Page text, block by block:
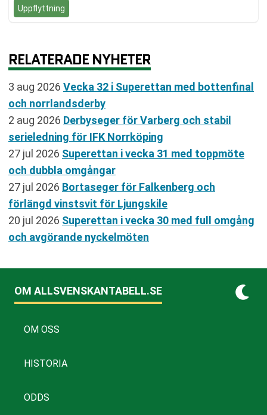
Uppflyttning
RELATERADE NYHETER
3 aug 2026 Vecka 32 i Superettan med bottenfinal
och norrlandsderby
2 aug 2026 Derbyseger för Varberg och stabil
serieledning för IFK Norrköping
27 jul 2026 Superettan i vecka 31 med toppmöte
och dubbla omgångar
27 jul 2026 Bortaseger för Falkenberg och
förlängd vinstsvit för Ljungskile
20 jul 2026 Superettan i vecka 30 med full omgång
och avgörande nyckelmöten
OM ALLSVENSKANTABELL.SE
OM OSS
HISTORIA
ODDS